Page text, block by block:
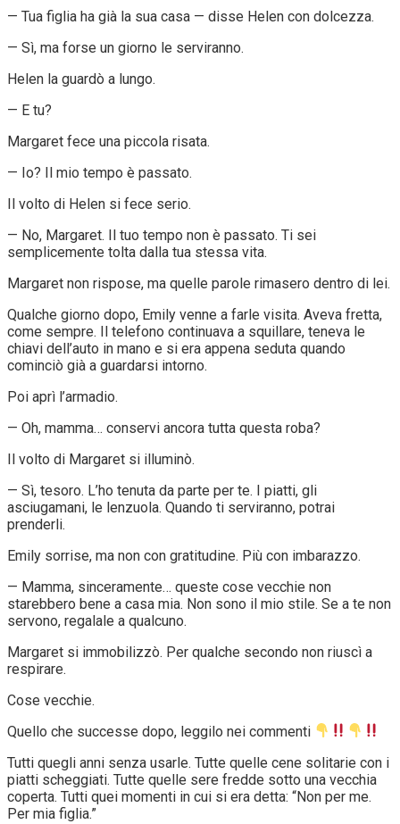
— Tua figlia ha già la sua casa — disse Helen con dolcezza.
— Sì, ma forse un giorno le serviranno.
Helen la guardò a lungo.
— E tu?
Margaret fece una piccola risata.
— Io? Il mio tempo è passato.
Il volto di Helen si fece serio.
— No, Margaret. Il tuo tempo non è passato. Ti sei
semplicemente tolta dalla tua stessa vita.
Margaret non rispose, ma quelle parole rimasero dentro di lei.
Qualche giorno dopo, Emily venne a farle visita. Aveva fretta,
come sempre. Il telefono continuava a squillare, teneva le
chiavi dell’auto in mano e si era appena seduta quando
cominciò già a guardarsi intorno.
Poi aprì l’armadio.
— Oh, mamma… conservi ancora tutta questa roba?
Il volto di Margaret si illuminò.
— Sì, tesoro. L’ho tenuta da parte per te. I piatti, gli
asciugamani, le lenzuola. Quando ti serviranno, potrai
prenderli.
Emily sorrise, ma non con gratitudine. Più con imbarazzo.
— Mamma, sinceramente… queste cose vecchie non
starebbero bene a casa mia. Non sono il mio stile. Se a te non
servono, regalale a qualcuno.
Margaret si immobilizzò. Per qualche secondo non riuscì a
respirare.
Cose vecchie.
Quello che successe dopo, leggilo nei commenti
Tutti quegli anni senza usarle. Tutte quelle cene solitarie con i
piatti scheggiati. Tutte quelle sere fredde sotto una vecchia
coperta. Tutti quei momenti in cui si era detta: “Non per me.
Per mia figlia.”